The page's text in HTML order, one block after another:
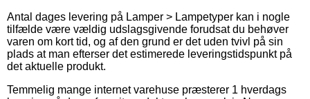
Antal dages levering på Lamper > Lampetyper kan i nogle
tilfælde være vældig udslagsgivende forudsat du behøver
varen om kort tid, og af den grund er det uden tvivl på sin
plads at man efterser det estimerede leveringstidspunkt på
det aktuelle produkt.
Temmelig mange internet varehuse præsterer 1 hverdags